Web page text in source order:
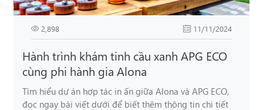
2,898 11/11/2024
Hành trình khám tinh cầu xanh APG ECO
cùng phi hành gia Alona
Tìm hiểu dự án hợp tác in ấn giữa Alona và APG ECO,
đọc ngay bài viết dưới để biết thêm thông tin chi tiết